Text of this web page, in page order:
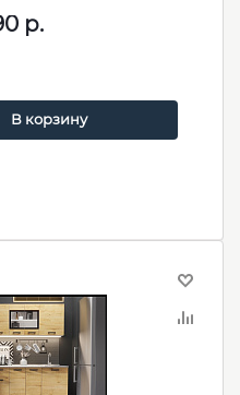
р.
В корзину